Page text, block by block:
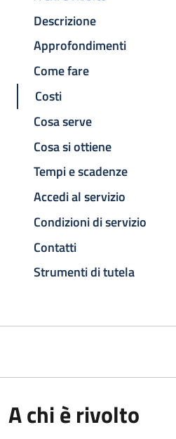
Descrizione
Approfondimenti
Come fare
Costi
Cosa serve
Cosa si ottiene
Tempi e scadenze
Accedi al servizio
Condizioni di servizio
Contatti
Strumenti di tutela
A chi è rivolto